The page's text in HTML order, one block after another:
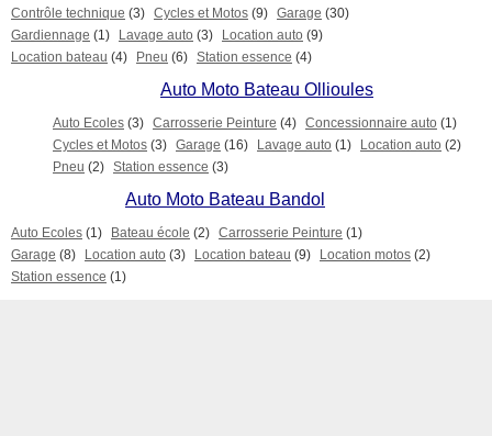
Contrôle technique (3) Cycles et Motos (9) Garage (30)
Gardiennage (1) Lavage auto (3) Location auto (9)
Location bateau (4) Pneu (6) Station essence (4)
Auto Moto Bateau Ollioules
Auto Ecoles (3) Carrosserie Peinture (4) Concessionnaire auto (1)
Cycles et Motos (3) Garage (16) Lavage auto (1) Location auto (2)
Pneu (2) Station essence (3)
Auto Moto Bateau Bandol
Auto Ecoles (1) Bateau école (2) Carrosserie Peinture (1)
Garage (8) Location auto (3) Location bateau (9) Location motos (2)
Station essence (1)